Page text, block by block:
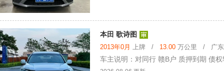
本田 歌诗图
2013年0月 上牌 / 13.00 万公里 / 广东
车主说明：对同行 赣B户 质押到期 债